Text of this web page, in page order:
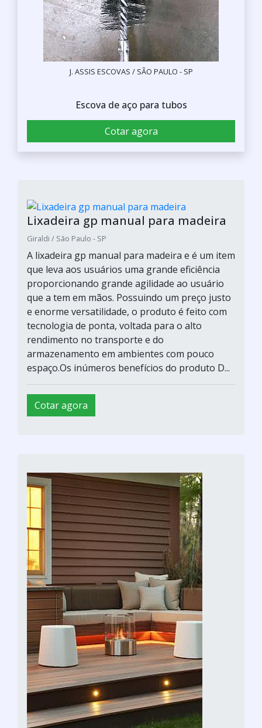
J. ASSIS ESCOVAS / SÃO PAULO - SP
Escova de aço para tubos
Cotar agora
Lixadeira gp manual para madeira
Giraldi / São Paulo - SP
A lixadeira gp manual para madeira e é um item
que leva aos usuários uma grande eficiência
proporcionando grande agilidade ao usuário
que a tem em mãos. Possuindo um preço justo
e enorme versatilidade, o produto é feito com
tecnologia de ponta, voltada para o alto
rendimento no transporte e do
armazenamento em ambientes com pouco
espaço.Os inúmeros benefícios do produto D...
Cotar agora